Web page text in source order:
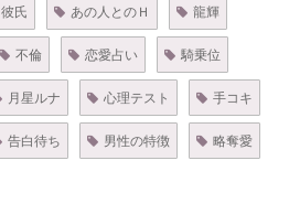
彼氏 あの人とのＨ 龍輝
不倫 恋愛占い 騎乗位
月星ルナ 心理テスト 手コキ
告白待ち 男性の特徴 略奪愛